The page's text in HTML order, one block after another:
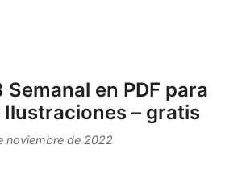
en PDF para
Ilustraciones – gratis
noviembre de 2022